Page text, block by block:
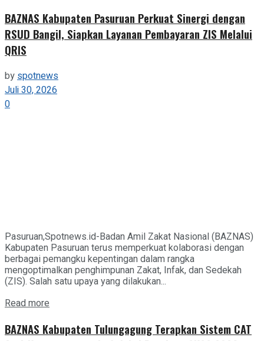
BAZNAS Kabupaten Pasuruan Perkuat Sinergi dengan
RSUD Bangil, Siapkan Layanan Pembayaran ZIS Melalui
QRIS
by spotnews
Juli 30, 2026
0
Pasuruan,Spotnews.id-Badan Amil Zakat Nasional (BAZNAS)
Kabupaten Pasuruan terus memperkuat kolaborasi dengan
berbagai pemangku kepentingan dalam rangka
mengoptimalkan penghimpunan Zakat, Infak, dan Sedekah
(ZIS). Salah satu upaya yang dilakukan...
Read more
BAZNAS Kabupaten Tulungagung Terapkan Sistem CAT